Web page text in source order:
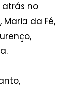
atrás no
Maria da Fé,